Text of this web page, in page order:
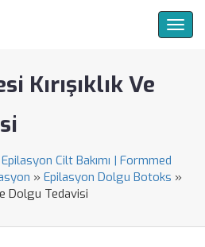
Kırışıklık Ve
Cilt Bakımı | Formmed
» Epilasyon Dolgu Botoks »
Dolgu Tedavisi